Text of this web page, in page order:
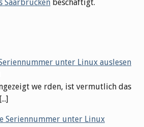
Saarbrücken beschäftigt.
unter Linux auslesen
we rden, ist vermutlich das
Seriennummer unter Linux